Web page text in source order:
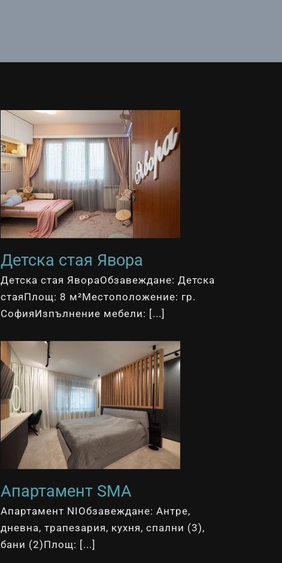
Детска стая Явора
Детска стая ЯвораОбзавеждане: Детска
стаяПлощ: 8 м²Местоположение: гр.
СофияИзпълнение мебели: [...]
Апартамент SMA
Апартамент NIОбзавеждане: Антре,
дневна, трапезария, кухня, спални (3),
бани (2)Площ: [...]